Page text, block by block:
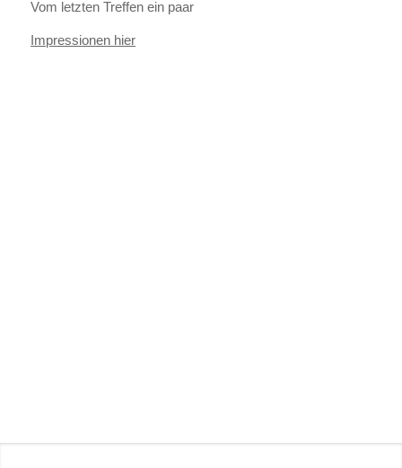
Vom letzten Treffen ein paar
Impressionen hier